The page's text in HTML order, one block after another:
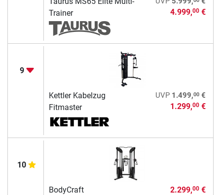
Trainer
4.999,00€
9
Kettler Kabelzug
Fitmaster
UVP 1.499,00€
1.299,00€
10
BodyCraft
2.299,00€